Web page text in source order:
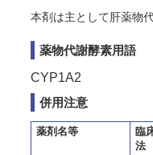
本剤は主として肝薬物
薬物代謝酵素用語
CYP1A2
併用注意
薬剤名等
臨
法